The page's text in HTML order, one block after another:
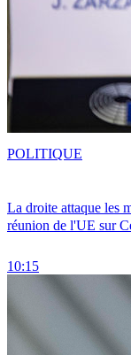
La droite attaque les
réunion de l'UE sur
10:15
POLITIQUE